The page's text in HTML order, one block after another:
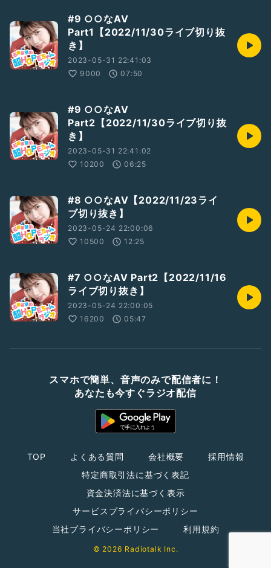
#9 ○○なAV
Part1【2022/11/30ライブ切り抜
き】
2023-05-31 22:41:03
9000
07:50
#9 ○○なAV
Part2【2022/11/30ライブ切り抜
き】
2023-05-31 22:41:02
10200
06:25
#8 ○○なAV【2022/11/23ライ
ブ切り抜き】
2023-05-24 22:00:06
10500
12:25
#7 ○○なAV Part2【2022/11/16
ライブ切り抜き】
2023-05-24 22:00:05
16200
05:47
スマホで簡単、音声のみで配信者に！
あなたも今すぐラジオ配信
TOP よくある質問 会社概要
採用情報
特定商取引法に基づく表記
資金決済法に基づく表示
サービスプライバシーポリシー
当社プライバシーポリシー
利用規約
© 2026 Radiotalk Inc.